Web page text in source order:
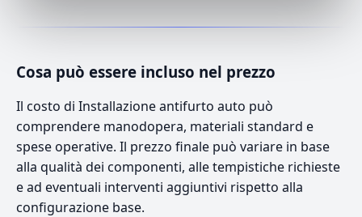
Cosa può essere incluso nel prezzo
Il costo di Installazione antifurto auto può
comprendere manodopera, materiali standard e
spese operative. Il prezzo finale può variare in base
alla qualità dei componenti, alle tempistiche richieste
e ad eventuali interventi aggiuntivi rispetto alla
configurazione base.